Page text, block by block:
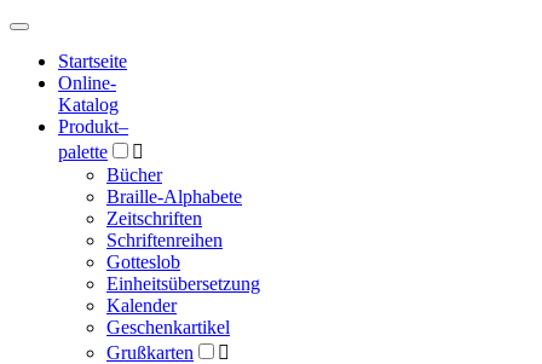
Hauptmenü
Hauptmenü
Startseite
Online-
Katalog
Produkt–
palette

Bücher
Braille-Alphabete
Zeitschriften
Schriftenreihen
Gotteslob
Einheitsübersetzung
Kalender
Geschenkartikel
Grußkarten
